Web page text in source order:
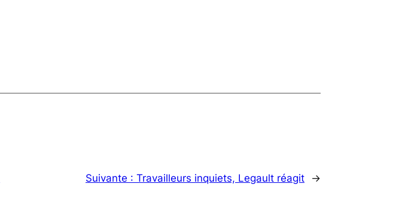
Suivante : Travailleurs inquiets, Legault réagit →